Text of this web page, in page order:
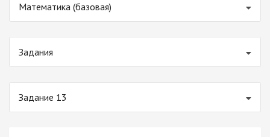
Математика (базовая)
Задания
Задание 13